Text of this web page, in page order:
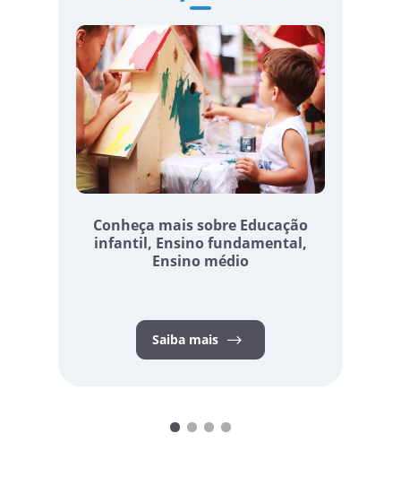
Conheça mais sobre Educação
infantil, Ensino fundamental,
Ensino médio
Saiba mais